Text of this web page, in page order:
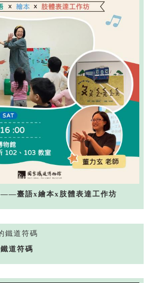
——臺語x繪本x肢體表達工作坊
道符碼